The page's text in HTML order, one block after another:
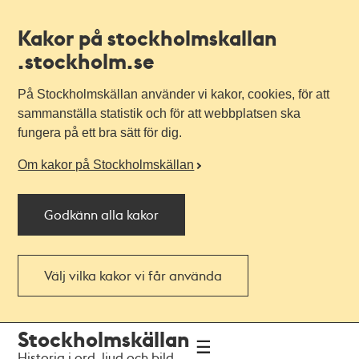
Kakor på stockholmskallan
.stockholm.se
På Stockholmskällan använder vi kakor, cookies, för att
sammanställa statistik och för att webbplatsen ska
fungera på ett bra sätt för dig.
Om kakor på Stockholmskällan
Godkänn alla kakor
Välj vilka kakor vi får använda
navigationen
huvudinnehållet
Stockholmskällan